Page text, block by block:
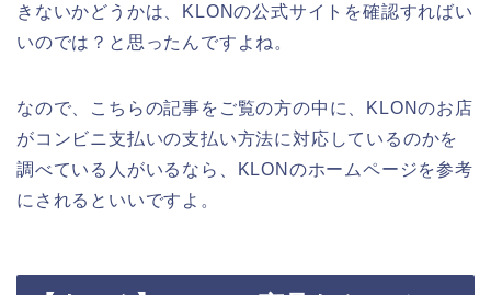
きないかどうかは、KLONの公式サイトを確認すればい
いのでは？と思ったんですよね。
なので、こちらの記事をご覧の方の中に、KLONのお店
がコンビニ支払いの支払い方法に対応しているのかを
調べている人がいるなら、KLONのホームページを参考
にされるといいですよ。